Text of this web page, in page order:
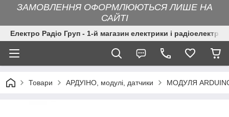
ЗАМОВЛЕННЯ ОФОРМЛЮЮТЬСЯ ЛИШЕ НА
САЙТІ
Електро Радіо Груп - 1-й магазин електрики і
Товари АРДУІНО, модулі, датчики МОДУЛЯ